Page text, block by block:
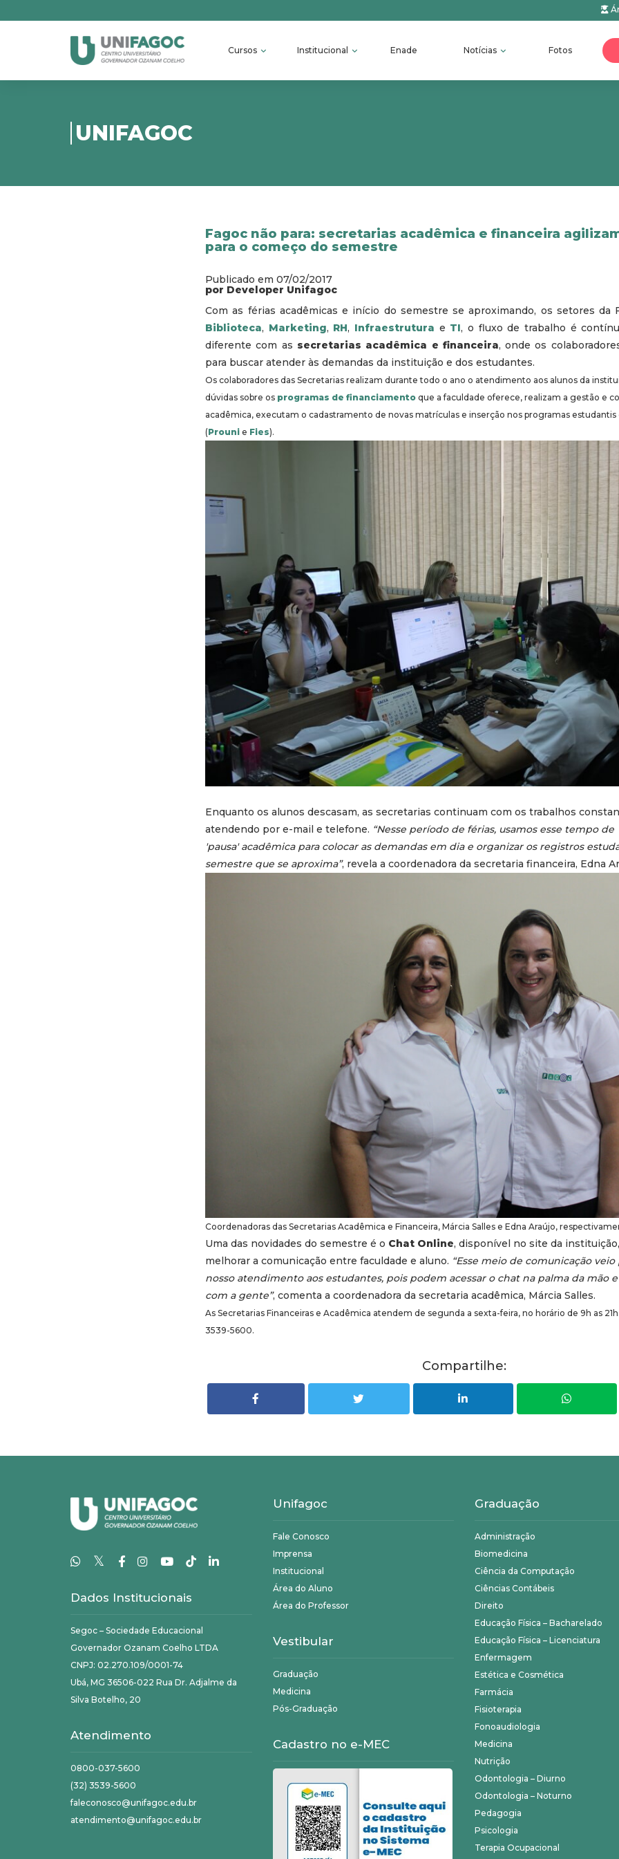
Cursos Institucional Enade Notícias Fotos
UNIFAGOC
Fagoc não para: secretarias acadêmica e financeira
para o começo do semestre
Publicado em 07/02/2017
por Developer Unifagoc
Com as férias acadêmicas e início do semestre se aproximando, os setores da
Biblioteca, Marketing, RH, Infraestrutura e TI, o fluxo de trabalho é
diferente com as secretarias acadêmica e financeira, onde os
para buscar atender às demandas da instituição e dos estudantes.
Os colaboradores das Secretarias realizam durante todo o ano o atendimento aos alunos da
dúvidas sobre os programas de financiamento que a faculdade oferece, realizam a gestão e
acadêmica, executam o cadastramento de novas matrículas e inserção nos programas estudantis
(Prouni e Fies).
Enquanto os alunos descasam, as secretarias continuam com os trabalhos
atendendo por e-mail e telefone. “Nesse período de férias, usamos esse tempo de
'pausa' acadêmica para colocar as demandas em dia e organizar os registros
semestre que se aproxima”, revela a coordenadora da secretaria financeira, Edna
Coordenadoras das Secretarias Acadêmica e Financeira, Márcia Salles e Edna Araújo,
Uma das novidades do semestre é o Chat Online, disponível no site da
melhorar a comunicação entre faculdade e aluno. “Esse meio de comunicação
nosso atendimento aos estudantes, pois podem acessar o chat na palma da mão
com a gente”, comenta a coordenadora da secretaria acadêmica, Márcia Salles.
As Secretarias Financeiras e Acadêmica atendem de segunda a sexta-feira, no horário de 9h as
3539-5600.
Compartilhe:
𝕏
Dados Institucionais
Segoc – Sociedade Educacional
Governador Ozanam Coelho LTDA
CNPJ: 02.270.109/0001-74
Ubá, MG 36506-022 Rua Dr. Adjalme da
Silva Botelho, 20
Atendimento
0800-037-5600
(32) 3539-5600
faleconosco@unifagoc.edu.br
atendimento@unifagoc.edu.br
Unifagoc
Fale Conosco
Imprensa
Institucional
Área do Aluno
Área do Professor
Vestibular
Graduação
Medicina
Pós-Graduação
Cadastro no e-MEC
Graduação
Administração
Biomedicina
Ciência da Computação
Ciências Contábeis
Direito
Educação Física – Bacharelado
Educação Física – Licenciatura
Enfermagem
Estética e Cosmética
Farmácia
Fisioterapia
Fonoaudiologia
Medicina
Nutrição
Odontologia – Diurno
Odontologia – Noturno
Pedagogia
Psicologia
Terapia Ocupacional